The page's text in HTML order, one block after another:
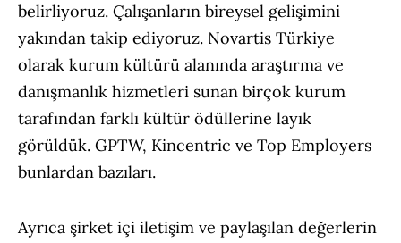
belirliyoruz. Çalışanların bireysel gelişimini
yakından takip ediyoruz. Novartis Türkiye
olarak kurum kültürü alanında araştırma ve
danışmanlık hizmetleri sunan birçok kurum
tarafından farklı kültür ödüllerine layık
görüldük. GPTW, Kincentric ve Top Employers
bunlardan bazıları.
Ayrıca şirket içi iletişim ve paylaşılan değerlerin